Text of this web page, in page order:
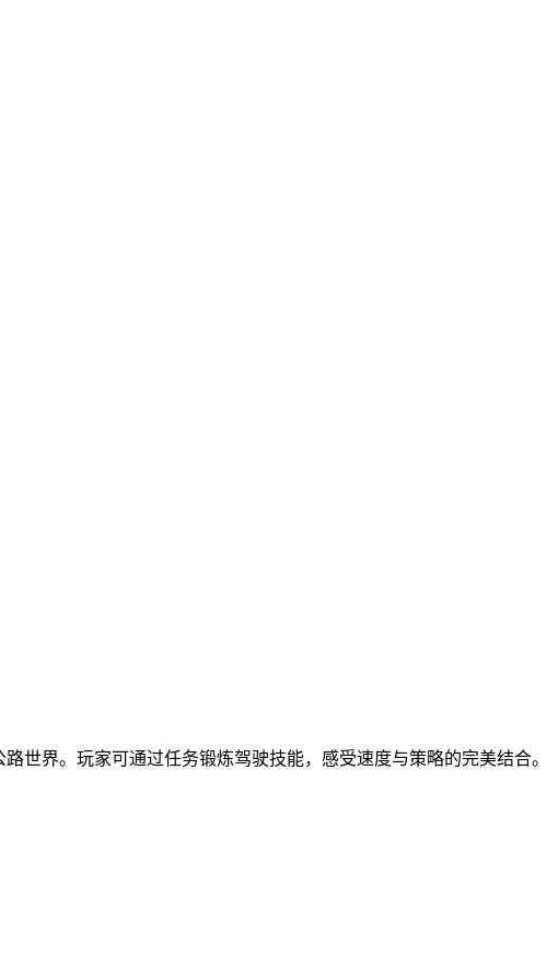
世界。玩家可通过任务锻炼驾驶技能，感受速度与策略的完美结合。